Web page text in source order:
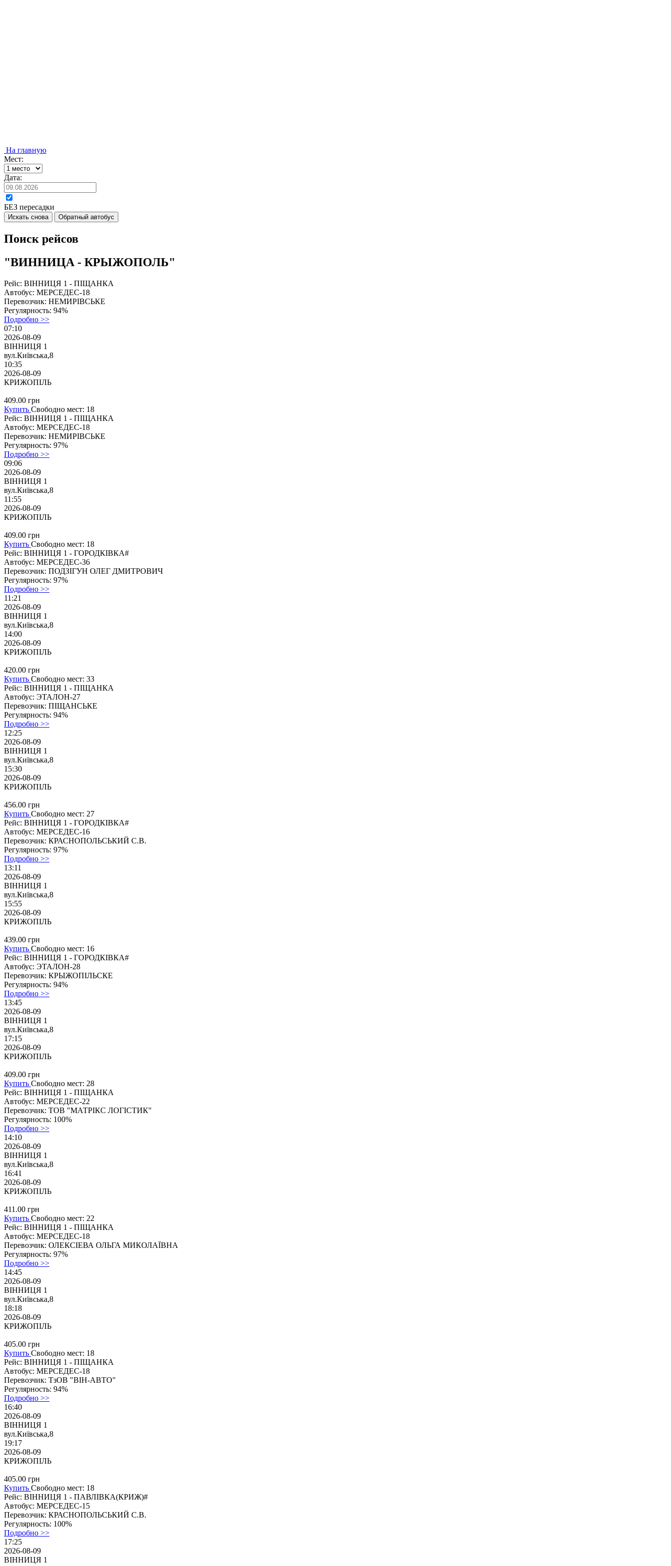
На главную
Мест:
Дата:
БЕЗ пересадки
Искать снова Обратный автобус
Поиск рейсов
"ВИННИЦА - КРЫЖОПОЛЬ"
Рейс: ВІННИЦЯ 1 - ПІЩАНКА
Автобус: МЕРСЕДЕС-18
Перевозчик: НЕМИРІВСЬКЕ
Регулярность: 94%
Подробно >>
07:10
2026-08-09
ВІННИЦЯ 1
вул.Київська,8
10:35
2026-08-09
КРИЖОПІЛЬ
409.00 грн
Купить Свободно мест: 18
Рейс: ВІННИЦЯ 1 - ПІЩАНКА
Автобус: МЕРСЕДЕС-18
Перевозчик: НЕМИРІВСЬКЕ
Регулярность: 97%
Подробно >>
09:06
2026-08-09
ВІННИЦЯ 1
вул.Київська,8
11:55
2026-08-09
КРИЖОПІЛЬ
409.00 грн
Купить Свободно мест: 18
Рейс: ВІННИЦЯ 1 - ГОРОДКІВКА#
Автобус: МЕРСЕДЕС-36
Перевозчик: ПОДЗІГУН ОЛЕГ ДМИТРОВИЧ
Регулярность: 97%
Подробно >>
11:21
2026-08-09
ВІННИЦЯ 1
вул.Київська,8
14:00
2026-08-09
КРИЖОПІЛЬ
420.00 грн
Купить Свободно мест: 33
Рейс: ВІННИЦЯ 1 - ПІЩАНКА
Автобус: ЭТАЛОН-27
Перевозчик: ПІЩАНСЬКЕ
Регулярность: 94%
Подробно >>
12:25
2026-08-09
ВІННИЦЯ 1
вул.Київська,8
15:30
2026-08-09
КРИЖОПІЛЬ
456.00 грн
Купить Свободно мест: 27
Рейс: ВІННИЦЯ 1 - ГОРОДКІВКА#
Автобус: МЕРСЕДЕС-16
Перевозчик: КРАСНОПОЛЬСЬКИЙ С.В.
Регулярность: 97%
Подробно >>
13:11
2026-08-09
ВІННИЦЯ 1
вул.Київська,8
15:55
2026-08-09
КРИЖОПІЛЬ
439.00 грн
Купить Свободно мест: 16
Рейс: ВІННИЦЯ 1 - ГОРОДКІВКА#
Автобус: ЭТАЛОН-28
Перевозчик: КРЫЖОПІЛЬСКЕ
Регулярность: 94%
Подробно >>
13:45
2026-08-09
ВІННИЦЯ 1
вул.Київська,8
17:15
2026-08-09
КРИЖОПІЛЬ
409.00 грн
Купить Свободно мест: 28
Рейс: ВІННИЦЯ 1 - ПІЩАНКА
Автобус: МЕРСЕДЕС-22
Перевозчик: ТОВ "МАТРІКС ЛОГІСТИК"
Регулярность: 100%
Подробно >>
14:10
2026-08-09
ВІННИЦЯ 1
вул.Київська,8
16:41
2026-08-09
КРИЖОПІЛЬ
411.00 грн
Купить Свободно мест: 22
Рейс: ВІННИЦЯ 1 - ПІЩАНКА
Автобус: МЕРСЕДЕС-18
Перевозчик: ОЛЕКСІЕВА ОЛЬГА МИКОЛАЇВНА
Регулярность: 97%
Подробно >>
14:45
2026-08-09
ВІННИЦЯ 1
вул.Київська,8
18:18
2026-08-09
КРИЖОПІЛЬ
405.00 грн
Купить Свободно мест: 18
Рейс: ВІННИЦЯ 1 - ПІЩАНКА
Автобус: МЕРСЕДЕС-18
Перевозчик: ТзОВ "ВІН-АВТО"
Регулярность: 94%
Подробно >>
16:40
2026-08-09
ВІННИЦЯ 1
вул.Київська,8
19:17
2026-08-09
КРИЖОПІЛЬ
405.00 грн
Купить Свободно мест: 18
Рейс: ВІННИЦЯ 1 - ПАВЛІВКА(КРИЖ)#
Автобус: МЕРСЕДЕС-15
Перевозчик: КРАСНОПОЛЬСЬКИЙ С.В.
Регулярность: 100%
Подробно >>
17:25
2026-08-09
ВІННИЦЯ 1